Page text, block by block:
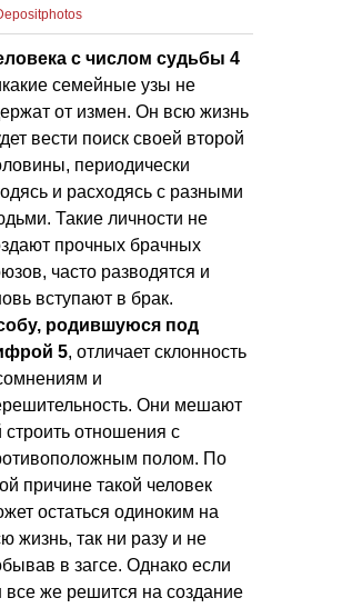
с числом судьбы 4
семейные узы не
от измен. Он всю жизнь
вести поиск своей второй
периодически
и расходясь с разными
Такие личности не
прочных брачных
часто разводятся и
вступают в брак.
родившуюся под
5, отличает склонность
и
Они мешают
строить отношения с
полом. По
причине такой человек
остаться одиноким на
жизнь, так ни разу и не
в загсе. Однако если
все же решится на создание